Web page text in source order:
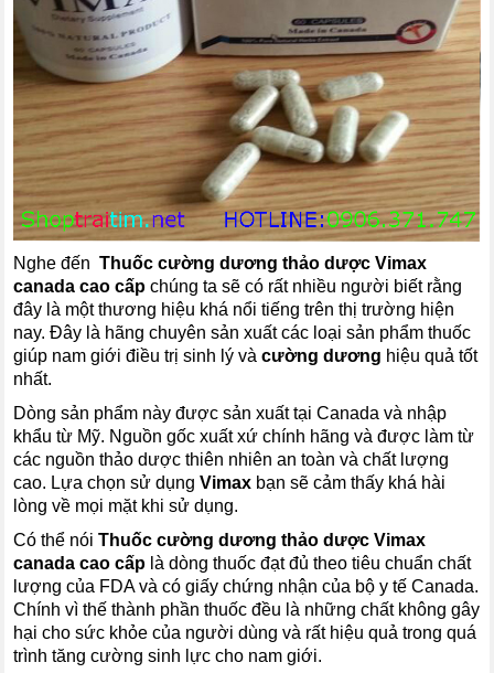
Nghe đến Thuốc cường dương thảo dược Vimax
canada cao cấp chúng ta sẽ có rất nhiều người biết rằng
đây là một thương hiệu khá nổi tiếng trên thị trường hiện
nay. Đây là hãng chuyên sản xuất các loại sản phẩm thuốc
giúp nam giới điều trị sinh lý vàcường dương hiệu quả tốt
nhất.
Dòng sản phẩm này được sản xuất tại Canada và nhập
khẩu từ Mỹ. Nguồn gốc xuất xứ chính hãng và được làm từ
các nguồn thảo dược thiên nhiên an toàn và chất lượng
cao. Lựa chọn sử dụngVimax bạn sẽ cảm thấy khá hài
lòng về mọi mặt khi sử dụng.
Có thể nóiThuốc cường dương thảo dược Vimax
canada cao cấp là dòng thuốc đạt đủ theo tiêu chuẩn chất
lượng của FDA và có giấy chứng nhận của bộ y tế Canada.
Chính vì thế thành phần thuốc đều là những chất không gây
hại cho sức khỏe của người dùng và rất hiệu quả trong quá
trình tăng cường sinh lực cho nam giới.